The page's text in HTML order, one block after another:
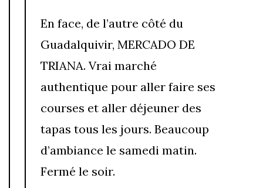
En face, de l’autre côté du
Guadalquivir, MERCADO DE
TRIANA. Vrai marché
authentique pour aller faire ses
courses et aller déjeuner des
tapas tous les jours. Beaucoup
d’ambiance le samedi matin.
Fermé le soir.